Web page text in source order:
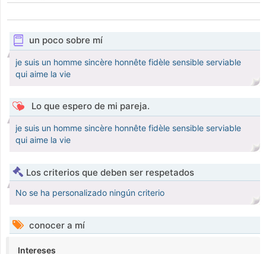
un poco sobre mí
je suis un homme sincère honnête fidèle sensible serviable
qui aime la vie
Lo que espero de mi pareja.
je suis un homme sincère honnête fidèle sensible serviable
qui aime la vie
Los criterios que deben ser respetados
No se ha personalizado ningún criterio
conocer a mí
Intereses